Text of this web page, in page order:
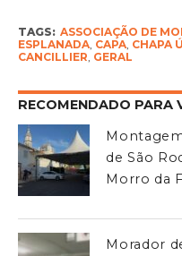
TAGS: ASSOCIAÇÃO DE
ESPLANADA, CAPA, CHAPA
CANCILLIER GERAL
RECOMENDADO PARA
de São
Morro da
Morador